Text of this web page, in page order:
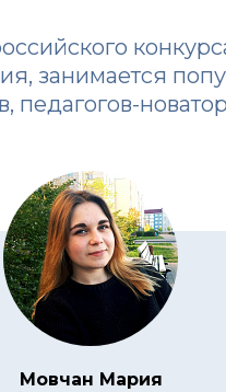
занимается
педагогов-
Мовчан Мария